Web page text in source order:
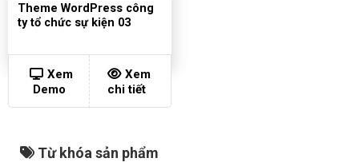
Theme WordPress công
ty tổ chức sự kiện 03
Xem
Demo
Xem
chi tiết
Từ khóa sản phẩm